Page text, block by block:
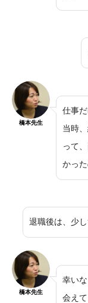
橋本先生
仕事
当時
って
かった
退職後は、少
橋本先生
幸い
会え